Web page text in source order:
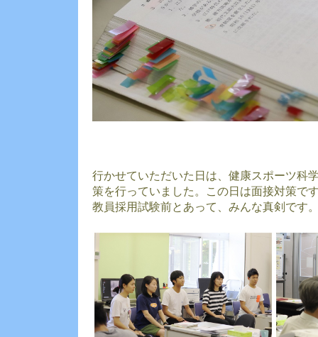
行かせていただいた日は、健康スポーツ科
策を行っていました。この日は面接対策で
教員採用試験前とあって、みんな真剣です